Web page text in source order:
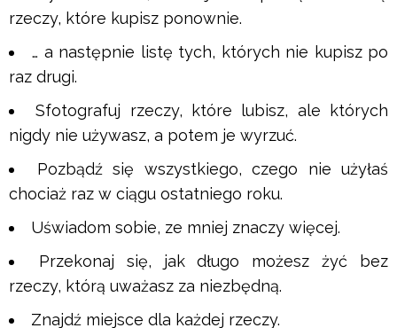
rzeczy, które kupisz ponownie.
… a następnie listę tych, których nie kupisz po
raz drugi.
Sfotografuj rzeczy, które lubisz, ale których
nigdy nie używasz, a potem je wyrzuć.
Pozbądź się wszystkiego, czego nie użyłaś
chociaż raz w ciągu ostatniego roku.
Uświadom sobie, ze mniej znaczy więcej.
Przekonaj się, jak długo możesz żyć bez
rzeczy, którą uważasz za niezbędną.
Znajdź miejsce dla każdej rzeczy.